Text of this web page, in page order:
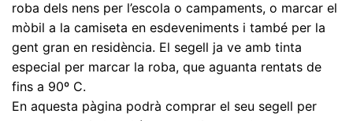
roba dels nens per l’escola o campaments, o marcar el
mòbil a la camiseta en esdeveniments i també per la
gent gran en residència. El segell ja ve amb tinta
especial per marcar la roba, que aguanta rentats de
fins a 90º C.
En aquesta pàgina podrà comprar el seu segell per